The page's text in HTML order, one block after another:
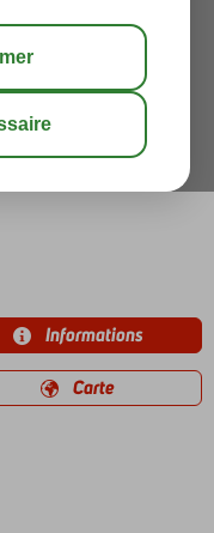
sauver
Informations
Carte